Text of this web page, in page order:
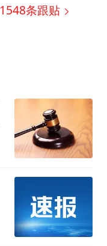
1548条跟贴